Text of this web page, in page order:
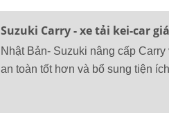
Suzuki Carry - xe tải kei-car
Nhật Bản- Suzuki nâng cấp
an toàn tốt hơn và bổ sung tiện